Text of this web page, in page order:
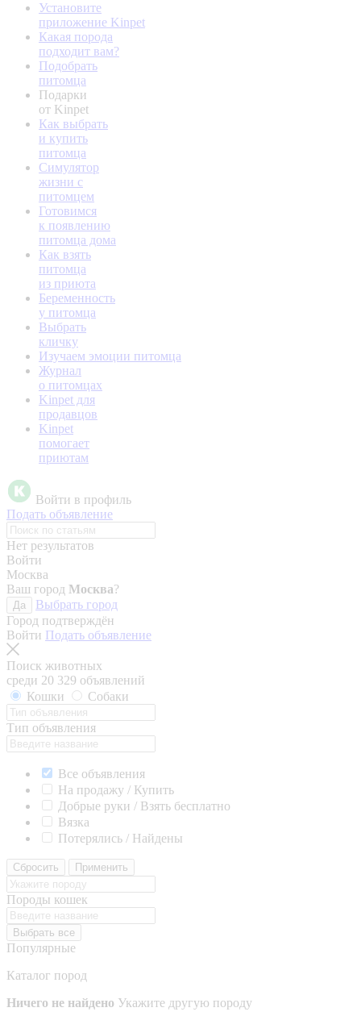
Установите
приложение Kinpet
Какая порода
подходит вам?
Подобрать
питомца
Подарки
от Kinpet
Как выбрать
и купить
питомца
Симулятор
жизни с
питомцем
Готовимся
к появлению
питомца дома
Как взять
питомца
из приюта
Беременность
у питомца
Выбрать
кличку
Изучаем эмоции питомца
Журнал
о питомцах
Kinpet для
продавцов
Kinpet
помогает
приютам
Войти в профиль
Подать объявление
Нет результатов
Войти
Москва
Ваш город Москва?
Да
Выбрать город
Город подтверждён
Войти Подать объявление
Поиск животных
среди 20 329 объявлений
Кошки
Собаки
Тип объявления
Все объявления
На продажу / Купить
Добрые руки / Взять бесплатно
Вязка
Потерялись / Найдены
Сбросить Применить
Породы кошек
Выбрать все
Популярные
Каталог пород
Ничего не найдено Укажите другую породу